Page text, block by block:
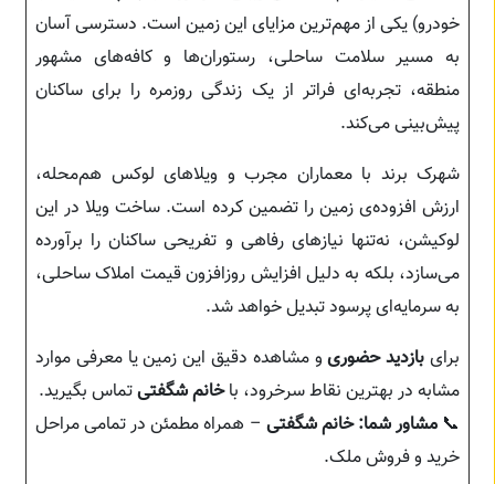
خودرو) یکی از مهم‌ترین مزایای این زمین است. دسترسی آسان
به مسیر سلامت ساحلی، رستوران‌ها و کافه‌های مشهور
منطقه، تجربه‌ای فراتر از یک زندگی روزمره را برای ساکنان
پیش‌بینی می‌کند.
شهرک برند با معماران مجرب و ویلاهای لوکس هم‌محله،
ارزش افزوده‌ی زمین را تضمین کرده است. ساخت ویلا در این
لوکیشن، نه‌تنها نیازهای رفاهی و تفریحی ساکنان را برآورده
می‌سازد، بلکه به دلیل افزایش روزافزون قیمت املاک ساحلی،
به سرمایه‌ای پرسود تبدیل خواهد شد.
برای بازدید حضوریو مشاهده دقیق این زمین یا معرفی موارد
مشابه در بهترین نقاط سرخرود، باخانم شگفتیتماس بگیرید.
📞مشاور شما: خانم شگفتی – همراه مطمئن در تمامی مراحل
خرید و فروش ملک.